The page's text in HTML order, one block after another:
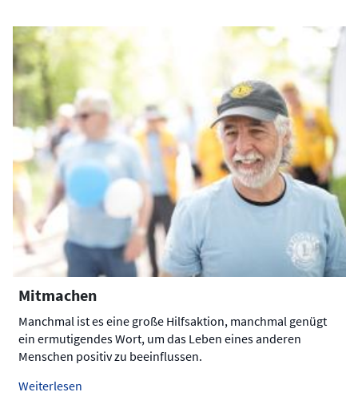
Mitmachen
Manchmal ist es eine große Hilfsaktion, manchmal genügt
ein ermutigendes Wort, um das Leben eines anderen
Menschen positiv zu beeinflussen.
Weiterlesen